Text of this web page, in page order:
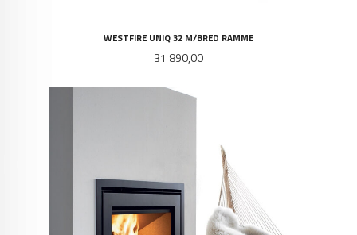
WESTFIRE UNIQ 32 M/BRED RAMME
Pris
31 890,00